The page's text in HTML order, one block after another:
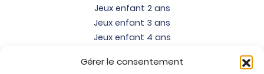
Gérer le consentement
Jeux enfant 2 ans
Jeux enfant 3 ans
Jeux enfant 4 ans
Jeux enfant 6 ans